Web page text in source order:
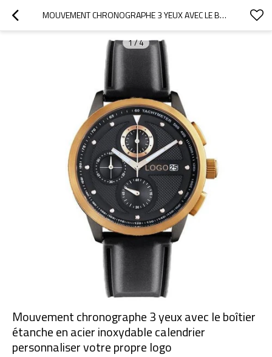
MOUVEMENT CHRONOGRAPHE 3 YEUX AVEC LE BOÎTIER ÉTANCHE EN ACIER INOXYDABLE CALENDRIER PERSONNALISER VOTRE PROPRE LOGO
1/4
Mouvement chronographe 3 yeux avec le boîtier
étanche en acier inoxydable calendrier
personnaliser votre propre logo